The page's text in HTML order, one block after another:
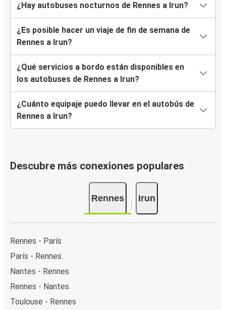
¿Hay autobuses nocturnos de Rennes a Irun?
¿Es posible hacer un viaje de fin de semana de
Rennes a Irun?
¿Qué servicios a bordo están disponibles en
los autobuses de Rennes a Irun?
¿Cuánto equipaje puedo llevar en el autobús de
Rennes a Irun?
Descubre más conexiones populares
Rennes Irun
Rennes - París
París - Rennes
Nantes - Rennes
Rennes - Nantes
Toulouse - Rennes